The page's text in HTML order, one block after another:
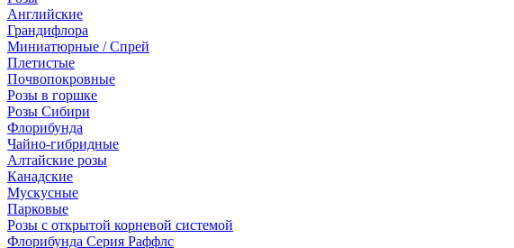
Английские
Грандифлора
Миниатюрные / Спрей
Плетистые
Почвопокровные
Розы в горшке
Розы Сибири
Флорибунда
Чайно-гибридные
Алтайские розы
Канадские
Мускусные
Парковые
Розы с открытой корневой системой
Флорибунда Серия Раффлс